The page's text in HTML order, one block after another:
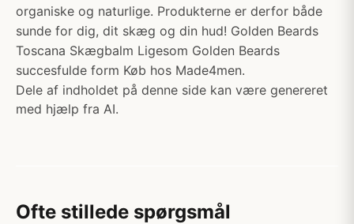
organiske og naturlige. Produkterne er derfor både
sunde for dig, dit skæg og din hud! Golden Beards
Toscana Skægbalm Ligesom Golden Beards
succesfulde form Køb hos Made4men.
Dele af indholdet på denne side kan være genereret
med hjælp fra AI.
Ofte stillede spørgsmål